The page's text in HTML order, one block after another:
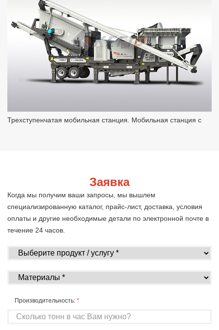
Трехступенчатая мобильная станция. Мобильная станция с
Заявка
Когда мы получим ваши запросы, мы вышлем
специализированную каталог, прайс-лист, доставка, условия
оплаты и другие необходимые детали по электронной почте в
течение 24 часов.
Производительность: *